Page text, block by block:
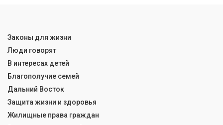
Законы для жизни
Люди говорят
В интересах детей
Благополучие семей
Дальний Восток
Защита жизни и здоровья
Жилищные права граждан